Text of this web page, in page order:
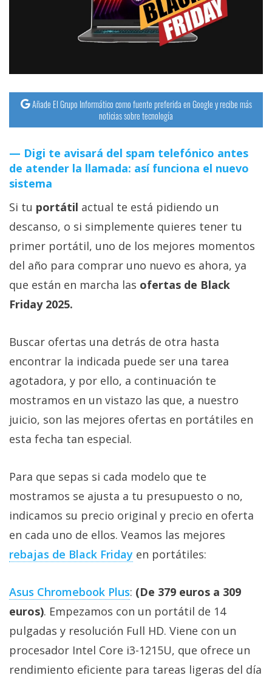
Trucos
y
Tutoriales
Sistemas
operativos
Profesional
+
Más
temas
Foros
Contacto
/
Sobre
nosotros
Publicidad
/
Cambiar
opciones
de
privacidad
Legal
El medio de
comunicación
digital donde
encontrarás
Añade El Grupo Informático como fuente preferida en Google y recibe más
noticias sobre tecnología
Digi te avisará del spam telefónico antes
de atender la llamada: así funciona el nuevo
sistema
Si tu portátil actual te está pidiendo un
descanso, o si simplemente quieres tener tu
primer portátil, uno de los mejores momentos
del año para comprar uno nuevo es ahora, ya
que están en marcha las ofertas de Black
Friday 2025.
Buscar ofertas una detrás de otra hasta
encontrar la indicada puede ser una tarea
agotadora, y por ello, a continuación te
mostramos en un vistazo las que, a nuestro
juicio, son las mejores ofertas en portátiles en
esta fecha tan especial.
Para que sepas si cada modelo que te
mostramos se ajusta a tu presupuesto o no,
indicamos su precio original y precio en oferta
en cada uno de ellos. Veamos las mejores
rebajas de Black Friday en portátiles:
Asus Chromebook Plus: (De 379 euros a 309
euros). Empezamos con un portátil de 14
pulgadas y resolución Full HD. Viene con un
procesador Intel Core i3-1215U, que ofrece un
rendimiento eficiente para tareas ligeras del día